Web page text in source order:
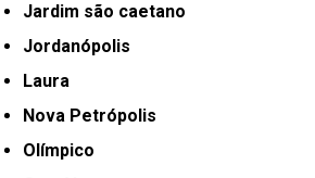
Jardim são caetano
Jordanópolis
Laura
Nova Petrópolis
Olímpico